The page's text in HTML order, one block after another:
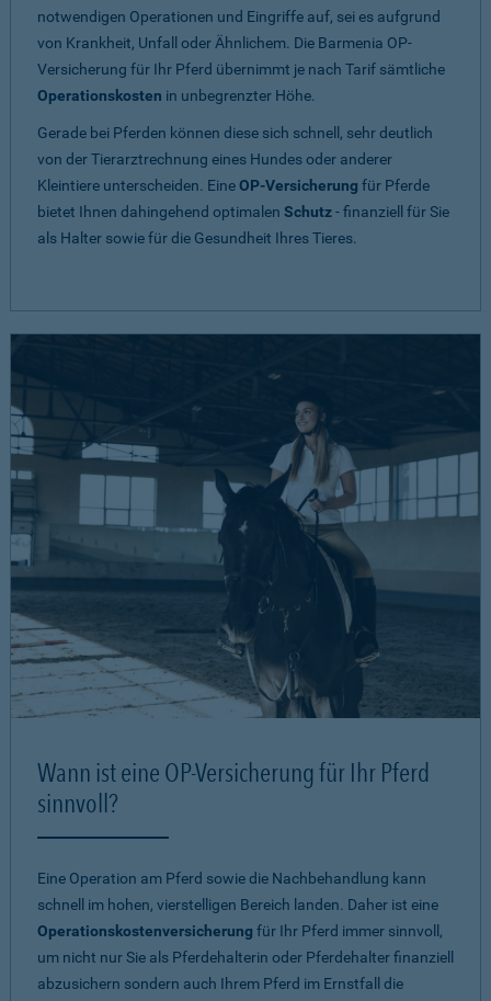
notwendigen Operationen und Eingriffe auf, sei es aufgrund
von Krankheit, Unfall oder Ähnlichem. Die Barmenia OP-
Versicherung für Ihr Pferd übernimmt je nach Tarif sämtliche
Operationskosten in unbegrenzter Höhe.
Gerade bei Pferden können diese sich schnell, sehr deutlich
von der Tierarztrechnung eines Hundes oder anderer
Kleintiere unterscheiden. EineOP-Versicherung für Pferde
bietet Ihnen dahingehend optimalen Schutz- finanziell für Sie
als Halter sowie für die Gesundheit Ihres Tieres.
Wann ist eine OP-Versicherung für Ihr Pferd
sinnvoll?
Eine Operation am Pferd sowie die Nachbehandlung kann
schnell im hohen, vierstelligen Bereich landen. Daher ist eine
Operationskostenversicherung für Ihr Pferd immer sinnvoll,
um nicht nur Sie als Pferdehalterin oder Pferdehalter finanziell
abzusichern sondern auch Ihrem Pferd im Ernstfall die